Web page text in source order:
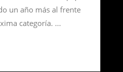
un año más al frente
categoría. ...